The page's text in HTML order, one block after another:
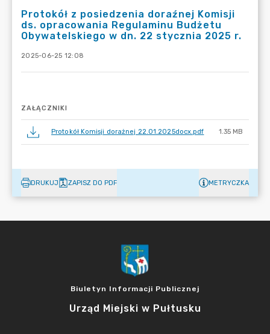
Protokół z posiedzenia doraźnej Komisji
ds. opracowania Regulaminu Budżetu
Obywatelskiego w dn. 22 stycznia 2025 r.
2025-06-25 12:08
ZAŁĄCZNIKI
Protokół Komisji dorażnej 22.01.2025docx.pdf 1.35 MB
DRUKUJ ZAPISZ DO PDF METRYCZKA
Biuletyn Informacji Publicznej
Urząd Miejski w Pułtusku